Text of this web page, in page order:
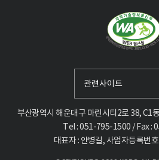
부산광역시 해운대구 마린시티2로 38, C1
Tel : 051-795-1500 / Fax :
대표자 : 안병길, 사업자등록번
관련사이트